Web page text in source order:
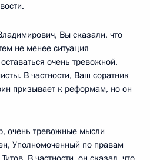
Вы сказали, что
не менее ситуация
очень тревожной,
В частности, Ваш соратник
призывает к реформам, но он
очень тревожные мысли
Уполномоченный по правам